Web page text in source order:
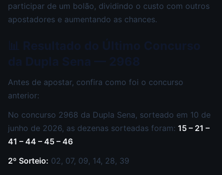
participar de um bolão, dividindo o custo com outros
apostadores e aumentando as chances.
Antes de apostar, confira como foi o concurso
anterior:
No concurso 2968 da Dupla Sena, sorteado em 10 de
junho de 2026, as dezenas sorteadas foram: 15 – 21 –
41 – 44 – 45 – 46
2º Sorteio: 02, 07, 09, 14, 28, 39